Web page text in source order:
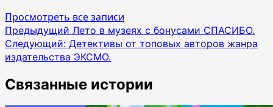
Просмотреть все записи
Навигация
по
записям
Предыдущий Лето в музеях с бонусами СПАСИБО.
Следующий: Детективы от топовых авторов жанра
издательства ЭКСМО.
Связанные истории